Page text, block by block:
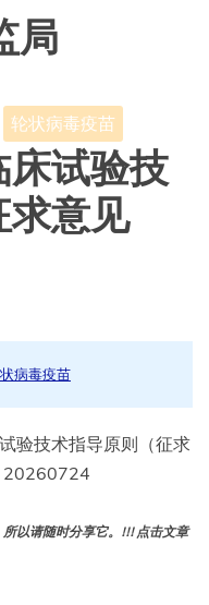
局
轮状病毒疫苗
试验技
求意见
病毒疫苗
验技术指导原则（征求
20260724
以请随时分享它。!!! 点击文章